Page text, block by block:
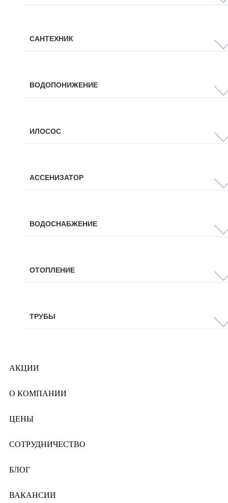
САНТЕХНИК
ВОДОПОНИЖЕНИЕ
ИЛОСОС
АССЕНИЗАТОР
ВОДОСНАБЖЕНИЕ
ОТОПЛЕНИЕ
ТРУБЫ
АКЦИИ
О КОМПАНИИ
ЦЕНЫ
СОТРУДНИЧЕСТВО
БЛОГ
ВАКАНСИИ